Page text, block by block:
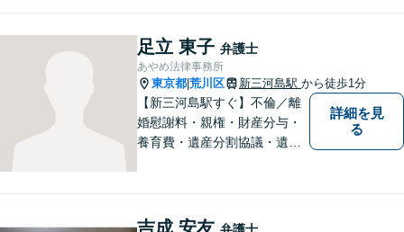
足立 東子 弁護士
あやめ法律事務所
東京都 荒川区 新三河島駅 から徒歩1分
【新三河島駅すぐ】不倫／離
婚慰謝料・親権・財産分与・
養育費・遺産分割協議・遺言
が丁寧に対応します。弁護士
詳細を見
る
吉成 安友 弁護士